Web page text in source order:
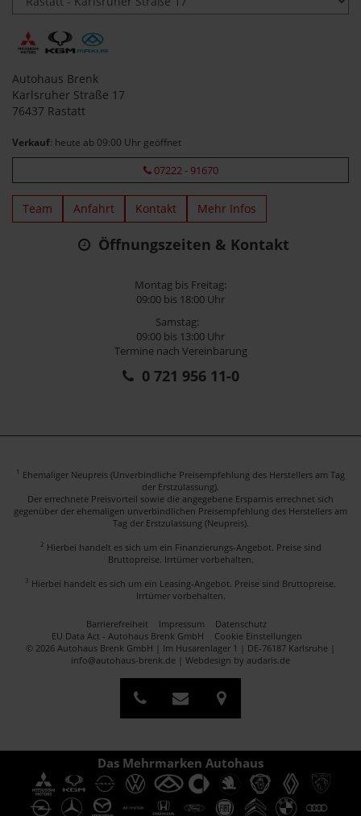
Autohaus Brenk
Karlsruher Straße 17
76437 Rastatt
Verkauf: heute ab 09:00 Uhr geöffnet
07222 - 91670
Team Anfahrt Kontakt Mehr Infos
Öffnungszeiten & Kontakt
Montag bis Freitag:
09:00 bis 18:00 Uhr
Samstag:
09:00 bis 13:00 Uhr
Termine nach Vereinbarung
0 721 956 11-0
1 Ehemaliger Neupreis (Unverbindliche Preisempfehlung des Herstellers am Tag
der Erstzulassung).
Der errechnete Preisvorteil sowie die angegebene Ersparnis errechnet sich
gegenüber der ehemaligen unverbindlichen Preisempfehlung des Herstellers am
Tag der Erstzulassung (Neupreis).
2 Hierbei handelt es sich um ein Finanzierungs-Angebot. Preise sind
Bruttopreise. Irrtümer vorbehalten.
3 Hierbei handelt es sich um ein Leasing-Angebot. Preise sind Bruttopreise.
Irrtümer vorbehalten.
Barrierefreiheit Impressum
Datenschutz
EU Data Act - Autohaus Brenk GmbH
Cookie Einstellungen
© 2026 Autohaus Brenk GmbH | Im Husarenlager 1 | DE-76187 Karlsruhe |
info@autohaus-brenk.de | Webdesign by audaris.de
Das Mehrmarken Autohaus